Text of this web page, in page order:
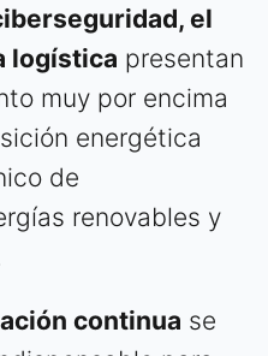
el
logística presentan
muy por encima
energética
de
renovables y
continua se